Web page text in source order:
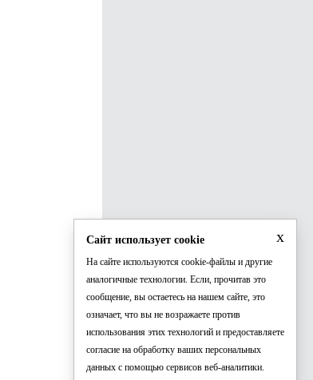
x
Сайт использует cookie
На сайте используются cookie-файлы и другие
аналогичные технологии. Если, прочитав это
сообщение, вы остаетесь на нашем сайте, это
означает, что вы не возражаете против
использования этих технологий и предоставляете
согласие на обработку ваших персональных
данных с помощью сервисов веб-аналитики.